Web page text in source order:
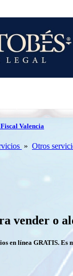
Valencia
» Otros
vender o
en línea GRATIS. Es